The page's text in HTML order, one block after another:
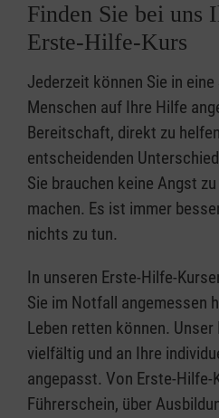
Finden Sie bei uns
Erste-Hilfe-Kurs
Jederzeit können Sie in
Menschen auf Ihre Hilfe
Bereitschaft, direkt zu
entscheidenden
Sie brauchen keine Angst
machen. Es ist immer
nichts zu tun.
In unseren Erste-Hilfe-
Sie im Notfall angemessen
Leben retten können.
vielfältig und an Ihre
angepasst. Von Erste-Hilfe-
Führerschein, über